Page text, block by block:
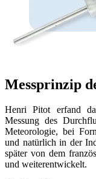
Messprinzip
Henri Pitot erfand
Messung des
Meteorologie, bei
und natürlich in der
später von dem
und weiterentwickelt.